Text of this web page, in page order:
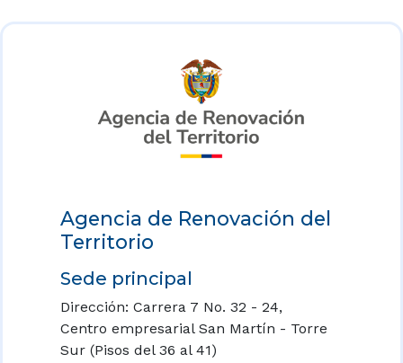
Agencia de Renovación del
Territorio
Sede principal
Dirección: Carrera 7 No. 32 - 24,
Centro empresarial San Martín - Torre
Sur (Pisos del 36 al 41)